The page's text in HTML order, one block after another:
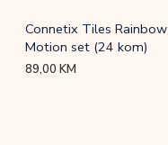
Connetix Tiles Rainbow
Motion set (24 kom)
89,00KM